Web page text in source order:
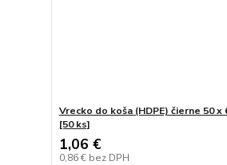
Vrecko do koša (HDPE) čierne 50 x
[50 ks]
1,06 €
0,86 € bez DPH